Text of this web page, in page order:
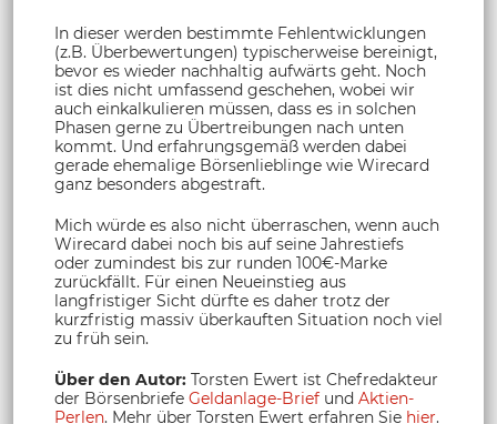
In dieser werden bestimmte Fehlentwicklungen
(z.B. Überbewertungen) typischerweise bereinigt,
bevor es wieder nachhaltig aufwärts geht. Noch
ist dies nicht umfassend geschehen, wobei wir
auch einkalkulieren müssen, dass es in solchen
Phasen gerne zu Übertreibungen nach unten
kommt. Und erfahrungsgemäß werden dabei
gerade ehemalige Börsenlieblinge wie Wirecard
ganz besonders abgestraft.
Mich würde es also nicht überraschen, wenn auch
Wirecard dabei noch bis auf seine Jahrestiefs
oder zumindest bis zur runden 100€-Marke
zurückfällt. Für einen Neueinstieg aus
langfristiger Sicht dürfte es daher trotz der
kurzfristig massiv überkauften Situation noch viel
zu früh sein.
Über den Autor: Torsten Ewert ist Chefredakteur
der Börsenbriefe Geldanlage-Brief und Aktien-
Perlen. Mehr über Torsten Ewert erfahren Sie hier.